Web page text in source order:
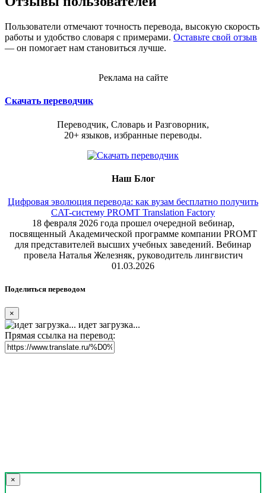
Пользователи отмечают точность перевода, высокую скорость
работы и удобство словаря с примерами. Оставьте свой отзыв
— он помогает нам становиться лучше.
Реклама на сайте
Скачать переводчик
Переводчик, Словарь и Разговорник,
20+ языков, избранные переводы.
Наш Блог
Цифровая эволюция перевода: как вузам бесплатно получить
CAT-систему PROMT Translation Factory
18 февраля 2026 года прошел очередной вебинар,
посвященный Академической программе компании PROMT
для представителей высших учебных заведений. Вебинар
провела Наталья Железняк, руководитель лингвистич
01.03.2026
Поделиться переводом
×
идет загрузка...
Прямая ссылка на перевод:
×